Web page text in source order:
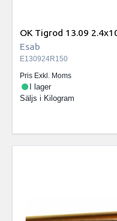
OK Tigrod 13.09
Esab
E130924R150
Pris Exkl. Moms
I lager
Säljs i Kilogram